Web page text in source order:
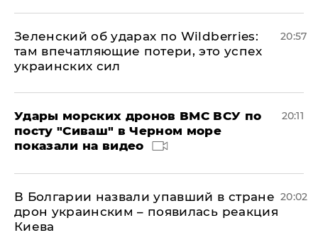
Зеленский об ударах по Wildberries:
там впечатляющие потери, это успех
украинских сил
20:57
Удары морских дронов ВМС ВСУ по
посту "Сиваш" в Черном море
показали на видео
20:11
В Болгарии назвали упавший в стране
дрон украинским – появилась реакция
Киева
20:02